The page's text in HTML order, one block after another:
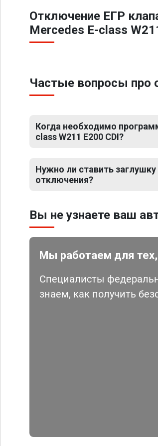
Отключение ЕГР
Mercedes E-class
Частые вопросы про
Когда необходимо
class W211 E200 CDI?
Нужно ли ставить
отключения?
Вы не узнаете ваш
Мы работаем для тех,
Специалисты
знаем, как получить